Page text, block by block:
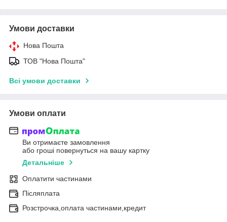
Умови доставки
Нова Пошта
ТОВ "Нова Пошта"
Всі умови доставки
Умови оплати
Ви отримаєте замовлення
або гроші повернуться на вашу картку
Детальніше
Оплатити частинами
Післяплата
Розстрочка,оплата частинами,кредит